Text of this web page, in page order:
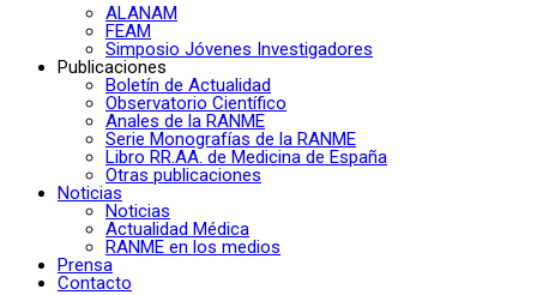
ALANAM
FEAM
Simposio Jóvenes Investigadores
Publicaciones
Boletín de Actualidad
Observatorio Científico
Anales de la RANME
Serie Monografías de la RANME
Libro RR.AA. de Medicina de España
Otras publicaciones
Noticias
Noticias
Actualidad Médica
RANME en los medios
Prensa
Contacto